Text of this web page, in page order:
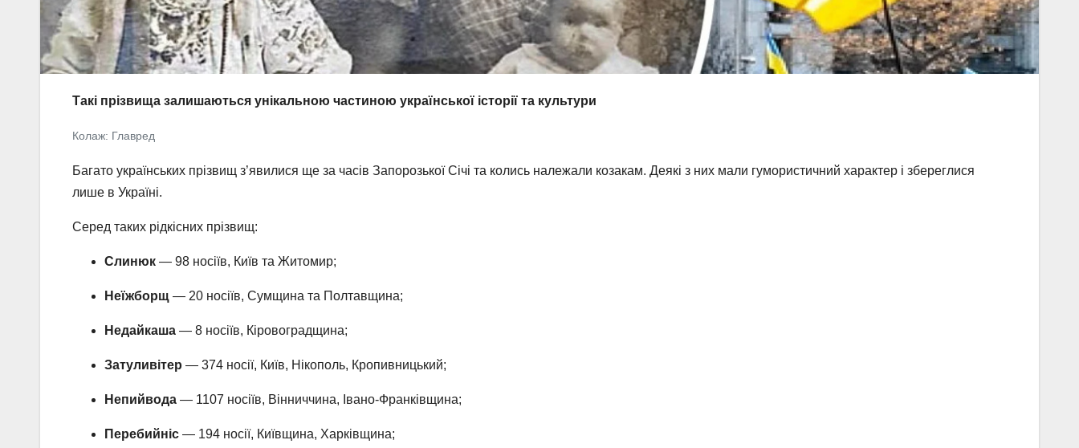
Такі прізвища залишаються унікальною частиною української історії та культури
Колаж: Главред
Багато українських прізвищ з’явилися ще за часів Запорозької Січі та колись належали козакам. Деякі з них мали гумористичний характер і збереглися
лише в Україні.
Серед таких рідкісних прізвищ:
Слинюк — 98 носіїв, Київ та Житомир;
Неїжборщ — 20 носіїв, Сумщина та Полтавщина;
Недайкаша — 8 носіїв, Кіровоградщина;
Затуливітер — 374 носії, Київ, Нікополь, Кропивницький;
Непийвода — 1107 носіїв, Вінниччина, Івано-Франківщина;
Перебийніс — 194 носії, Київщина, Харківщина;